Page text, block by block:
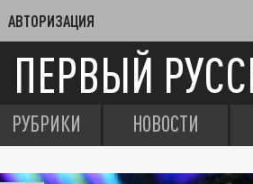
АВТОРИЗАЦИЯ
ПЕРВЫЙ
РУБРИКИ НОВОСТИ